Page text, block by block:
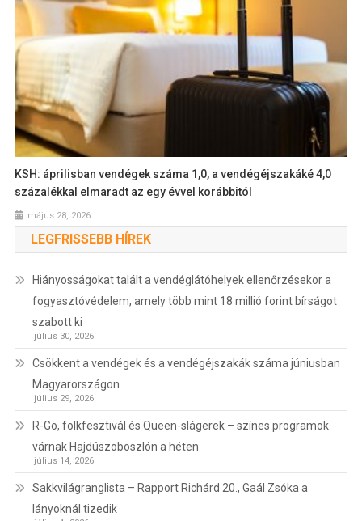
KSH: áprilisban vendégek száma 1,0, a vendégéjszakáké 4,0
százalékkal elmaradt az egy évvel korábbitól
május 28, 2026
LEGFRISSEBB HÍREK
Hiányosságokat talált a vendéglátóhelyek ellenőrzésekor a
fogyasztóvédelem, amely több mint 18 millió forint bírságot
szabott ki
július 30, 2026
Csökkent a vendégek és a vendégéjszakák száma júniusban
Magyarországon
július 29, 2026
R-Go, folkfesztivál és Queen-slágerek – színes programok
várnak Hajdúszoboszlón a héten
július 14, 2026
Sakkvilágranglista – Rapport Richárd 20., Gaál Zsóka a
lányoknál tizedik